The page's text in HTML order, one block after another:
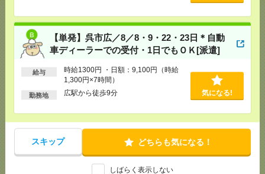
【単発】呉市広／8／8・9・22・23日＊自動
車ディーラーでの受付・1日でもＯＫ[派遣]
給与
時給1300円 ・日額：9,100円（時給
1,300円×7時間）
勤務地 広駅から徒歩9分 気になる!
スキップ どちらも気になる！
しばらく表示しない
[交通費]交通費規定内支給
[勤務地]
気になる！
【単発】呉市広／8／8・9・22・23日＊自動車ディー
ラーでの受付・1日でもＯＫ[派遣]
[給 与]時給1300円 ・日額：9,100円（時給1,300
[交通費]・自転車通勤可 ・車通勤可(駐車場無料)
広駅から徒歩9分
未経験OK！残業ほぼなし▼広島で受付[派遣]